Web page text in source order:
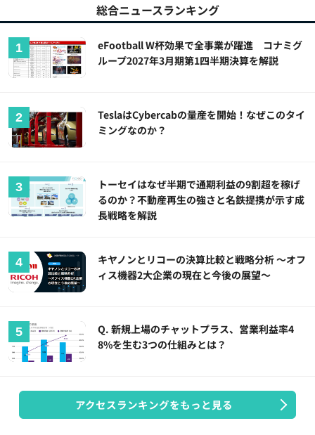
総合ニュースランキング
eFootball W杯効果で全事業が躍進 コナミグ
ループ2027年3月期第1四半期決算を解説
TeslaはCybercabの量産を開始！なぜこのタイ
ミングなのか？
トーセイはなぜ半期で通期利益の9割超を稼げ
るのか？不動産再生の強さと名鉄提携が示す成
長戦略を解説
キヤノンとリコーの決算比較と戦略分析 ～オフ
ィス機器2大企業の現在と今後の展望～
Q. 新規上場のチャットプラス、営業利益率4
8%を生む3つの仕組みとは？
アクセスランキングをもっと見る